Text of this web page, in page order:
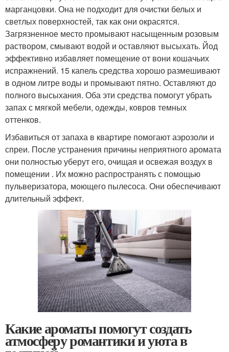
марганцовки. Она не подходит для очистки белых и
светлых поверхностей, так как они окрасятся.
Загрязненное место промывают насыщенным розовым
раствором, смывают водой и оставляют высыхать. Йод
эффективно избавляет помещение от вони кошачьих
испражнений. 15 капель средства хорошо размешивают
в одном литре воды и промывают пятно. Оставляют до
полного высыхания. Оба эти средства помогут убрать
запах с мягкой мебели, одежды, ковров темных
оттенков.
Избавиться от запаха в квартире помогают аэрозоли и
спреи. После устранения причины неприятного аромата
они полностью уберут его, очищая и освежая воздух в
помещении . Их можно распространять с помощью
пульверизатора, моющего пылесоса. Они обеспечивают
длительный эффект.
Какие ароматы помогут создать
атмосферу романтики и уюта в